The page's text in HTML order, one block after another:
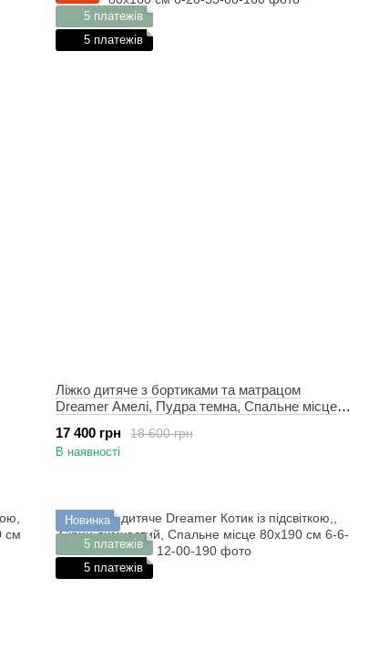
5 платежів
5 платежів
Ліжко дитяче з бортиками та матрацом
Dreamer Амелі, Пудра темна, Спальне місце
18 600 грн
17 400 грн
В наявності
Новинка
5 платежів
5 платежів